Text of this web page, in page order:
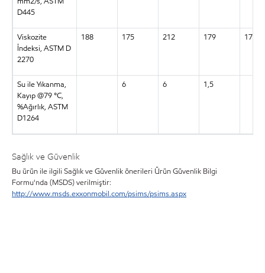
D445
Viskozite
İndeksi, ASTM D
2270
188 175 212 179 179
Su ile Yıkanma,
Kayıp @79 °C,
%Ağırlık, ASTM
D1264
6 6 1,5
Sağlık ve Güvenlik
Bu ürün ile ilgili Sağlık ve Güvenlik önerileri Ürün Güvenlik Bilgi
Formu'nda (MSDS) verilmiştir:
http://www.msds.exxonmobil.com/psims/psims.aspx